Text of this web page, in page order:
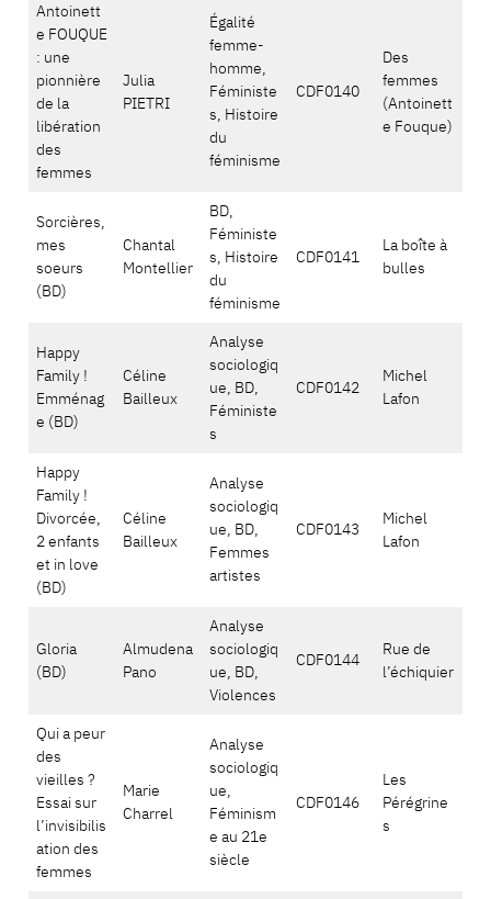
Antoinett
e FOUQUE
: une
pionnière
de la
libération
des
femmes
Julia
PIETRI
Égalité
femme-
homme,
Féministe
s, Histoire
du
féminisme
CDF0140
Des
femmes
(Antoinett
e Fouque)
Sorcières,
mes
soeurs
(BD)
Chantal
Montellier
BD,
Féministe
s, Histoire
du
féminisme
CDF0141
La boîte à
bulles
Happy
Family !
Emménag
e (BD)
Céline
Bailleux
Analyse
sociologiq
ue, BD,
Féministe
s
CDF0142
Michel
Lafon
Happy
Family !
Divorcée,
2 enfants
et in love
(BD)
Céline
Bailleux
Analyse
sociologiq
ue, BD,
Femmes
artistes
CDF0143
Michel
Lafon
Gloria
(BD)
Almudena
Pano
Analyse
sociologiq
ue, BD,
Violences
CDF0144
Rue de
l’échiquier
Qui a peur
des
vieilles ?
Essai sur
l’invisibilis
ation des
femmes
Marie
Charrel
Analyse
sociologiq
ue,
Féminism
e au 21e
siècle
CDF0146
Les
Pérégrine
s